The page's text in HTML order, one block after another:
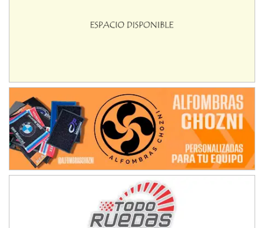
Ciudad de Avellaneda (Asfalto)
Rufino (Santa Fe)
TUCUMANO - F5
Juan Navarro (Asfalto)
El Timbó (Tucumán)